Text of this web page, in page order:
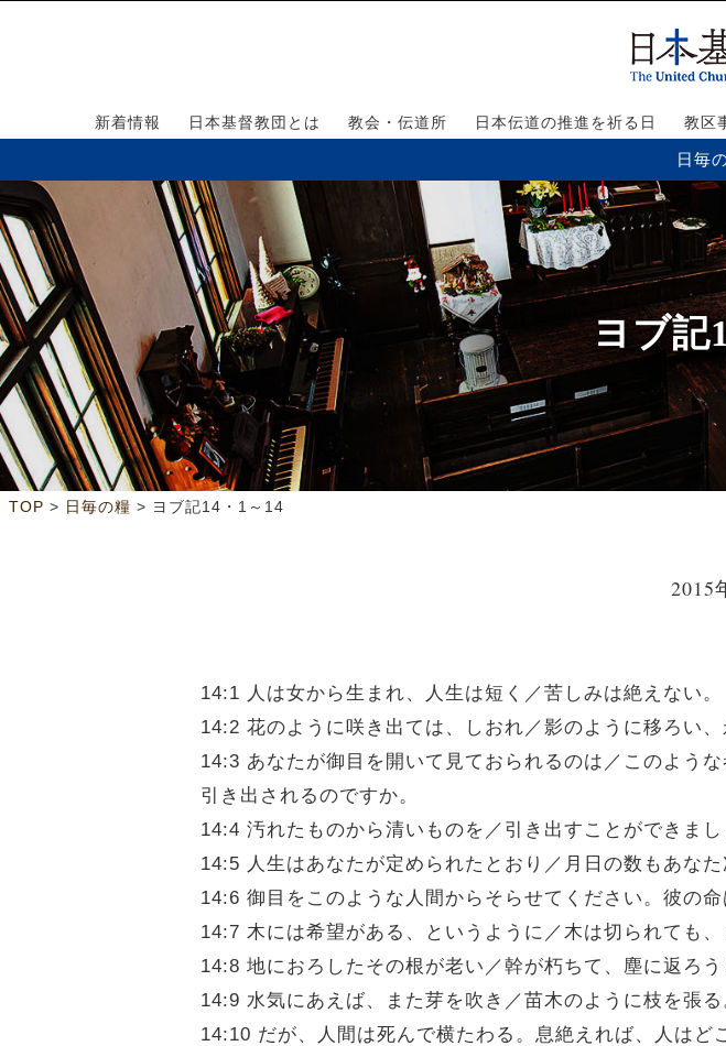
新着情報 日本基督教団とは 教会・伝道所 日本伝道の推進を祈る日 教区
日毎
ヨブ記
TOP > 日毎の糧 > ヨブ記14・1～14
2015
14:1 人は女から生まれ、人生は短く／苦しみは絶えない。
14:2 花のように咲き出ては、しおれ／影のように移ろい、
14:3 あなたが御目を開いて見ておられるのは／このよう
引き出されるのですか。
14:4 汚れたものから清いものを／引き出すことができま
14:5 人生はあなたが定められたとおり／月日の数もあな
14:6 御目をこのような人間からそらせてください。彼の
14:7 木には希望がある、というように／木は切られても
14:8 地におろしたその根が老い／幹が朽ちて、塵に返ろう
14:9 水気にあえば、また芽を吹き／苗木のように枝を張る
14:10 だが、人間は死んで横たわる。息絶えれば、人はど